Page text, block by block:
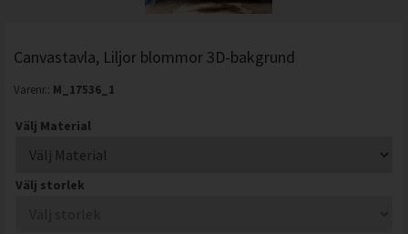
Canvastavla, Liljor blommor 3D-bakgrund
Varenr.: M_17536_1
Välj Material
Välj storlek